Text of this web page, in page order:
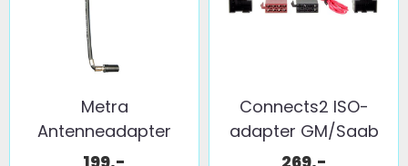
Metra
Antenneadapter
(Motsatt!) ...
Connects2 ISO-
adapter GM/Saab
(2006 ...